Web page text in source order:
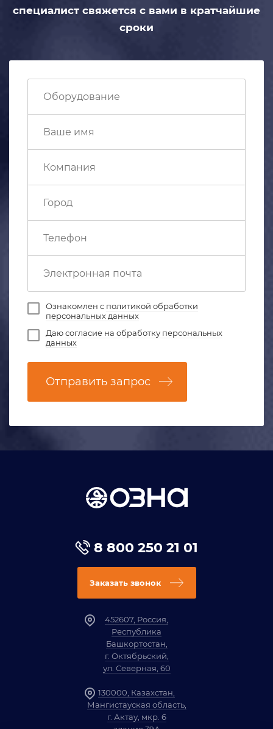
специалист свяжется с вами в кратчайшие
сроки
Ознакомлен с политикой обработки
персональных данных
Даюсогласие на обработку персональных
данных
Отправить запрос
8 800 250 21 01
Заказать звонок
452607, Россия,
Республика
Башкортостан,
г. Октябрьский,
ул. Северная, 60
130000, Казахстан,
Мангистауская область,
г. Актау, мкр. 6